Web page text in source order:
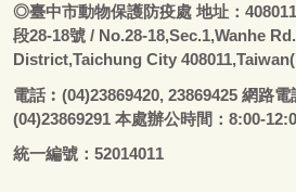
◎臺中市動物保護防疫處地址：408011
段28-18號 / No.28-18,Sec.1,Wanhe
District,Taichung City
電話︰ (04)23869420, 23869425 網路電
(04)23869291 本處辦公時間：8:00-
統一編號：52014011